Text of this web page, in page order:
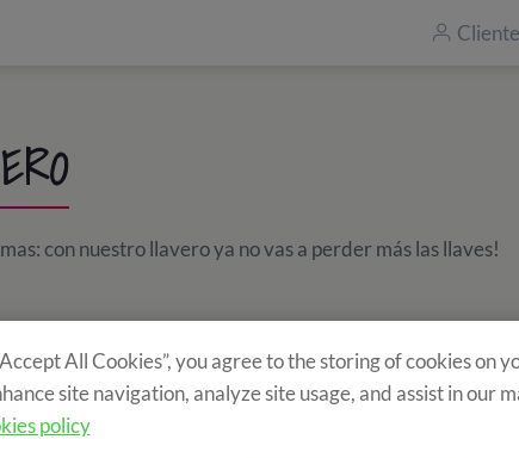
con nuestro llavero ya no vas a perder más las llaves!
All Cookies”, you agree to the storing of cookies on
site navigation, analyze site usage, and assist in our
policy